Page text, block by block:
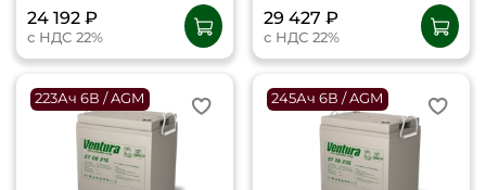
24 192 ₽
с НДС 22%
29 427 ₽
с НДС 22%
223Ач 6В / AGM 245Ач 6В / AGM